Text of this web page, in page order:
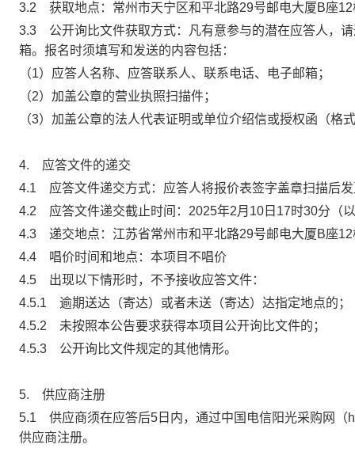
3.2 获取地点：常州市天宁区和平北路29号邮电大厦B座12
3.3 公开询比文件获取方式：凡有意参与的潜在应答人，
箱。报名时须填写和发送的内容包括：
（1）应答人名称、应答联系人、联系电话、电子邮箱；
（2）加盖公章的营业执照扫描件；
（3）加盖公章的法人代表证明或单位介绍信或授权函（格
4. 应答文件的递交
4.1 应答文件递交方式：应答人将报价表签字盖章扫描后
4.2 应答文件递交截止时间： 2025年2月 10 日 17时30分 （
4.3 递交地点：江苏省常州市和平北路29号邮电大厦B座12
4.4 唱价时间和地点：本项目不唱价
4.5 出现以下情形时，不予接收应答文件：
4.5.1 逾期送达（寄达）或者未送（寄达）达指定地点的；
4.5.2 未按照本公告要求获得本项目公开询比文件的；
4.5.3 公开询比文件规定的其他情形。
5. 供应商注册
5.1 供应商须在应答后5 日内，通过中国电信阳光采购网（
供应商注册。